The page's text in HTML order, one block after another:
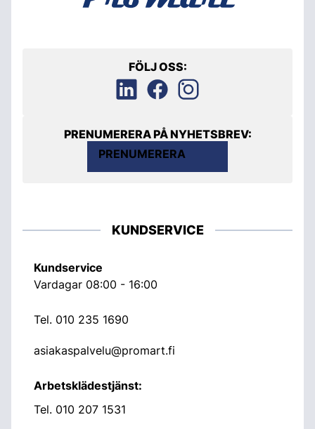
FÖLJ OSS:
PRENUMERERA PÅ NYHETSBREV:
PRENUMERERA
KUNDSERVICE
Kundservice
Vardagar 08:00 - 16:00
Tel. 010 235 1690
asiakaspalvelu@promart.fi
Arbetsklädestjänst:
Tel. 010 207 1531